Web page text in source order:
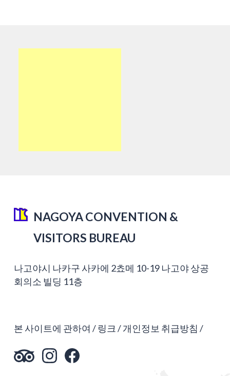
NAGOYA CONVENTION &
VISITORS BUREAU
나고야시 나카구 사카에 2쵸메 10-19 나고야 상공
회의소 빌딩 11층
본 사이트에 관하여 링크 개인정보 취급방침